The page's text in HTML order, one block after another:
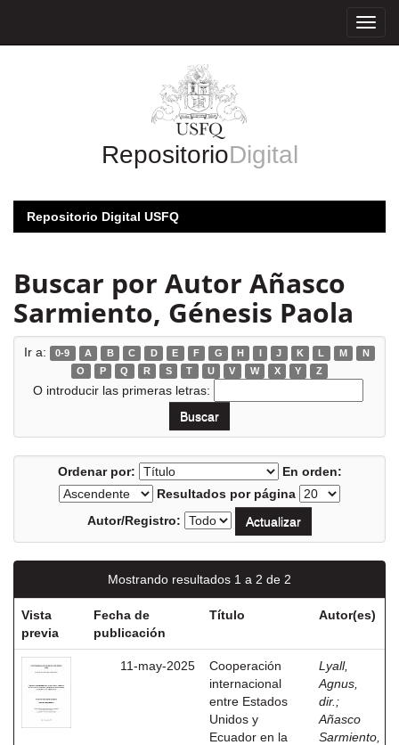
RepositorioDigital
Repositorio Digital USFQ
Buscar por Autor Añasco
Sarmiento, Génesis Paola
Ir a: 0-9 A B C D E F G H I J K L M
N
O
P Q R S T U V W X Y Z
O introducir las primeras letras:
Ordenar por:
En orden:
Resultados por página
Autor/Registro:
Mostrando resultados 1 a 2 de 2
Vista
previa
Fecha de
publicación
Título Autor(es)
11-may-2025
Cooperación
internacional
entre Estados
Unidos y
Ecuador en la
Lyall,
Agnus,
dir. ;
Añasco
Sarmiento,